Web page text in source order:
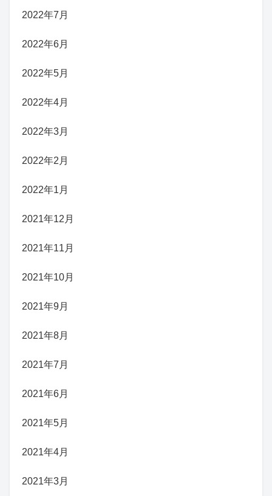
2022年7月
2022年6月
2022年5月
2022年4月
2022年3月
2022年2月
2022年1月
2021年12月
2021年11月
2021年10月
2021年9月
2021年8月
2021年7月
2021年6月
2021年5月
2021年4月
2021年3月